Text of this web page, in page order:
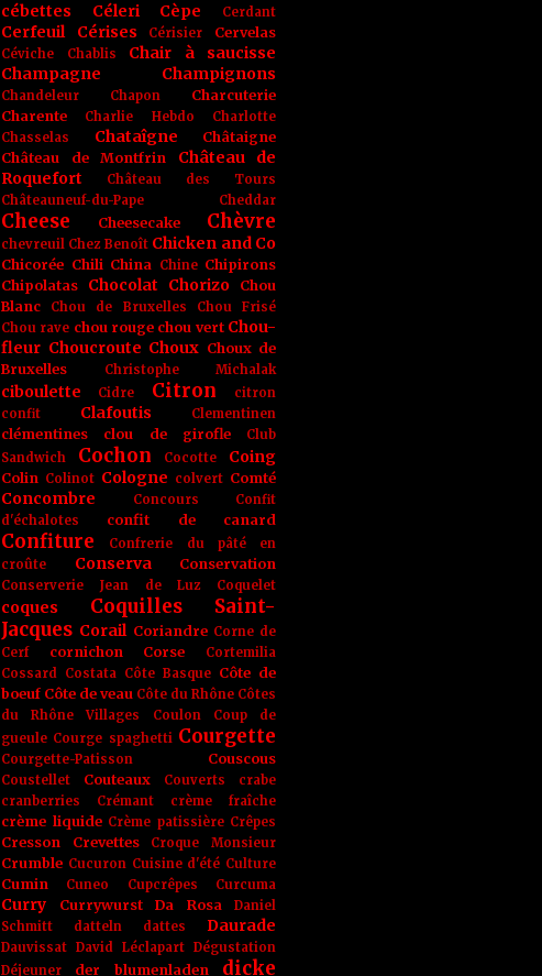
cébettes Céleri Cèpe Cerdant
Cerfeuil Cérises Cérisier Cervelas
Céviche Chablis
Chair à saucisse
Champagne
Champignons
Chandeleur Chapon
Charcuterie
Charente
Charlie Hebdo
Charlotte
Chasselas
Chataîgne
Châtaigne
Château de Montfrin
Château de
Roquefort
Château des Tours
Châteauneuf-du-Pape
Cheddar
Cheese Cheesecake Chèvre
chevreuil Chez Benoît Chicken and Co
Chicorée Chili China Chine Chipirons
Chipolatas
Chocolat Chorizo
Chou
Blanc
Chou de Bruxelles
Chou Frisé
Chou rave chou rouge chou vert Chou-
fleur Choucroute Choux Choux de
Bruxelles
Christophe Michalak
ciboulette Cidre Citron
citron
confit
Clafoutis Clementinen
clémentines clou de girofle
Club
Sandwich
Cochon Cocotte Coing
Colin Colinot Cologne colvert Comté
Concombre Concours
Confit
d'échalotes
confit de canard
Confiture
Confrerie du pâté en
croûte
Conserva Conservation
Conserverie Jean de Luz Coquelet
coques
Coquilles Saint-
Jacques Corail Coriandre Corne de
Cerf
cornichon Corse
Cortemilia
Cossard Costata Côte Basque Côte de
boeuf Côte de veau Côte du Rhône Côtes
du Rhône Villages
Coulon
Coup de
gueule Courge spaghetti Courgette
Courgette-Patisson Couscous
Coustellet Couteaux Couverts
crabe
cranberries
Crémant crème fraîche
crème liquide Crème patissière Crêpes
Cresson Crevettes Croque Monsieur
Crumble Cucuron Cuisine d'été Culture
Cumin Cuneo Cupcrêpes Curcuma
Curry Currywurst Da Rosa
Daniel
Schmitt
datteln dattes Daurade
Dauvissat David Léclapart Dégustation
Déjeuner
der blumenladen dicke